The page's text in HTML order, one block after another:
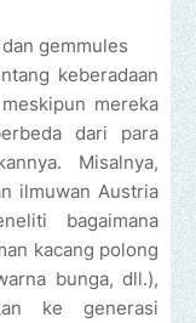
gemmules
keberadaan
mereka
dari para
Misalnya,
ilmuwan Austria
bagaimana
kacang polong
bunga, dll.),
ke generasi